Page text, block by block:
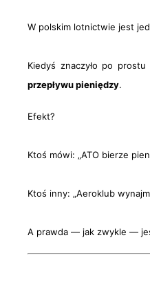
W polskim lotnictwie jest
Kiedyś znaczyło po
przepływu pieniędzy.
Efekt?
Ktoś mówi: „ATO bierze
Ktoś inny: „Aeroklub
A prawda — jak zwykle —